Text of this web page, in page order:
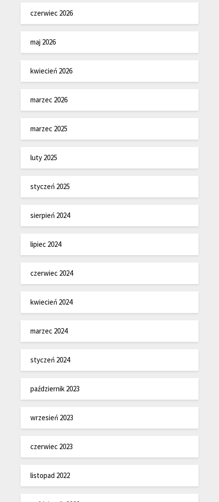
czerwiec 2026
maj 2026
kwiecień 2026
marzec 2026
marzec 2025
luty 2025
styczeń 2025
sierpień 2024
lipiec 2024
czerwiec 2024
kwiecień 2024
marzec 2024
styczeń 2024
październik 2023
wrzesień 2023
czerwiec 2023
listopad 2022